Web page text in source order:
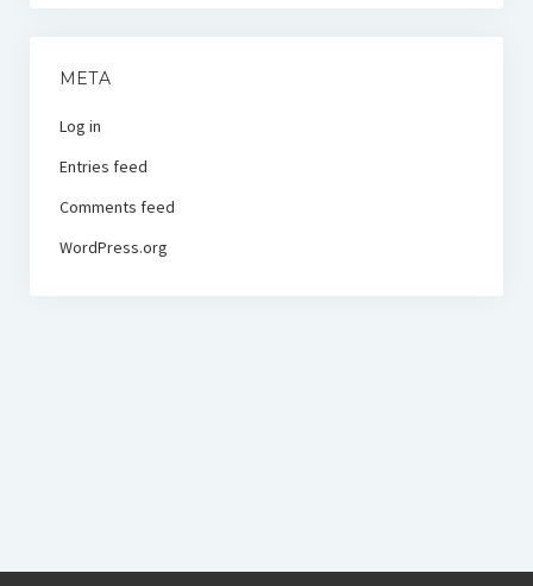
META
Log in
Entries feed
Comments feed
WordPress.org